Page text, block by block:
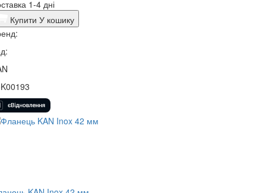
1-4 дні
Купити У кошику